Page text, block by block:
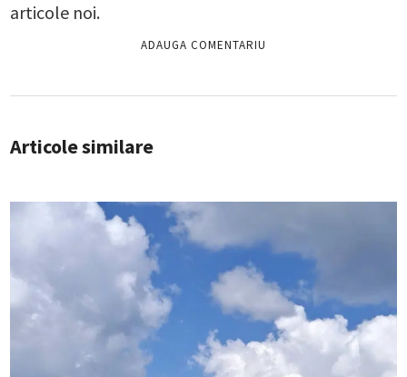
articole noi.
Articole similare